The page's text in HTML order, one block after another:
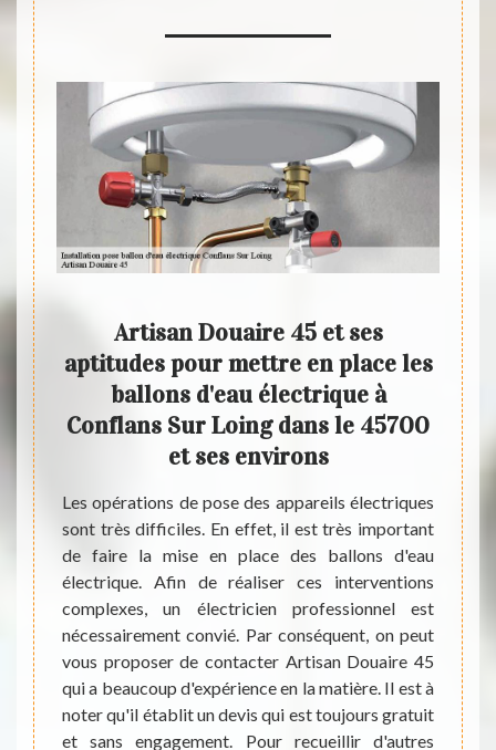
la
de
de
très
la
et
Artisan Douaire 45 et ses
aptitudes pour mettre en place les
ballons d'eau électrique à
Conflans Sur Loing dans le 45700
et ses environs
Les opérations de pose des appareils électriques
sont très difficiles. En effet, il est très important
de faire la mise en place des ballons d'eau
électrique. Afin de réaliser ces interventions
complexes, un électricien professionnel est
nécessairement convié. Par conséquent, on peut
vous proposer de contacter Artisan Douaire 45
qui a beaucoup d'expérience en la matière. Il est à
noter qu'il établit un devis qui est toujours gratuit
et sans engagement. Pour recueillir d'autres
À
Des
les
de
qu'il